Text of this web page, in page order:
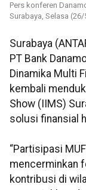
Pers konferen
Surabaya, Selasa
Surabaya
PT Bank
Dinamika Multi
kembali
Show (IIMS)
solusi finansial
“Partisipasi
mencerminkan
kontribusi di